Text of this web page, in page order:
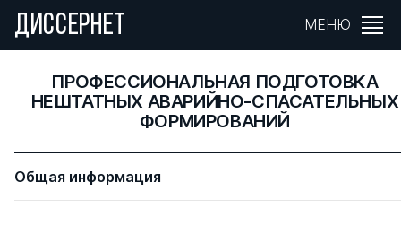
ДИССЕРНЕТ МЕНЮ
ПРОФЕССИОНАЛЬНАЯ ПОДГОТОВКА
НЕШТАТНЫХ АВАРИЙНО-СПАСАТЕЛЬНЫХ
ФОРМИРОВАНИЙ
Общая информация